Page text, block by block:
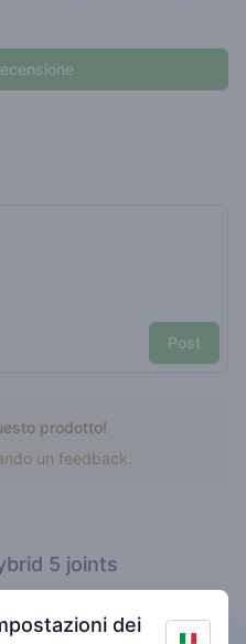
Post
prodotto!
un feedback.
5 joints
dei